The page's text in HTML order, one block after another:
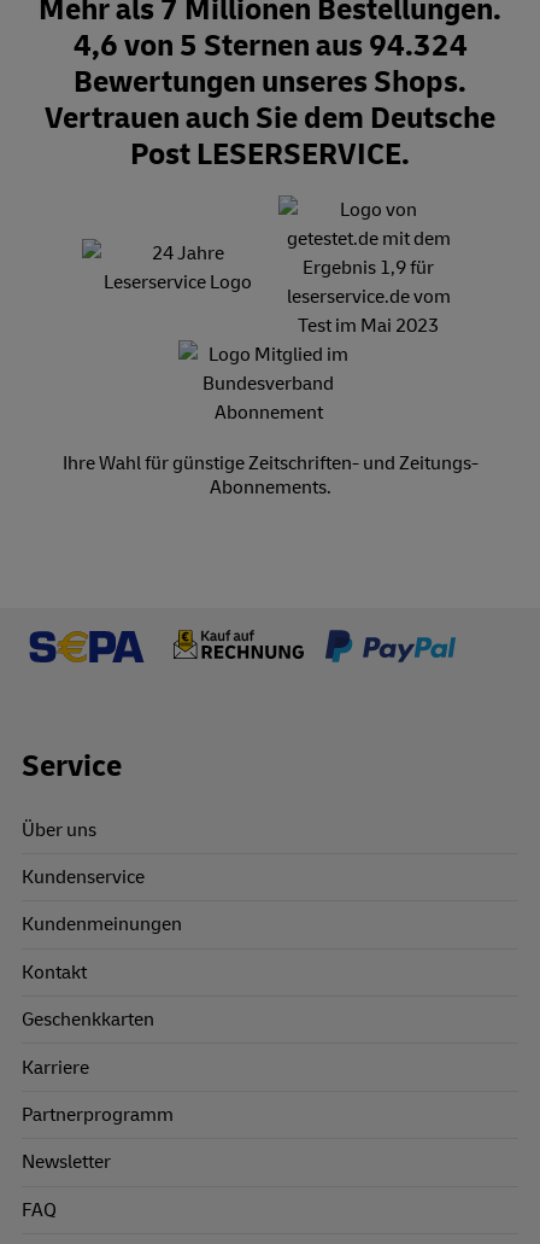
Mehr als 7 Millionen Bestellungen.
4,6 von 5 Sternen aus 94.324
Bewertungen unseres Shops.
Vertrauen auch Sie dem Deutsche
Post LESERSERVICE.
Ihre Wahl für günstige Zeitschriften- und Zeitungs-
Abonnements.
Footer Links
Service
Über uns
Kundenservice
Kundenmeinungen
Kontakt
Geschenkkarten
Karriere
Partnerprogramm
Newsletter
FAQ